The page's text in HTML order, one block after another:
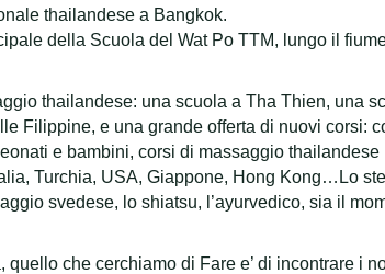
thailandese a Bangkok.
della Scuola del Wat Po TTM, lungo il
thailandese: una scuola a Tha Thien, una
Filippine, e una grande offerta di nuovi corsi:
e bambini, corsi di massaggio
Turchia, USA, Giappone, Hong Kong…Lo
svedese, lo shiatsu, l’ayurvedico, sia il
che cerchiamo di Fare e’ di incontrare i